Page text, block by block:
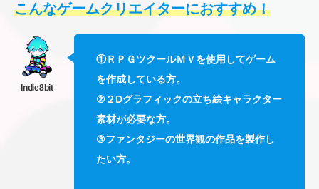
こんなゲームクリエイターにおすすめ！
①ＲＰＧツクールＭＶを使用してゲーム
を作成している方。
②２Dグラフィックの立ち絵キャラクター
素材が必要な方。
③ファンタジーの世界観の作品を製作し
たい方。